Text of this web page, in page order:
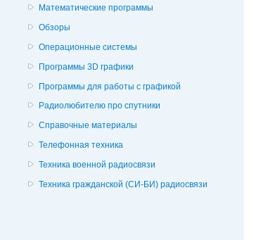
Математические программы
Обзоры
Операционные системы
Программы 3D графики
Программы для работы с графикой
Радиолюбителю про спутники
Справочные материалы
Телефонная техника
Техника военной радиосвязи
Техника гражданской (СИ-БИ) радиосвязи